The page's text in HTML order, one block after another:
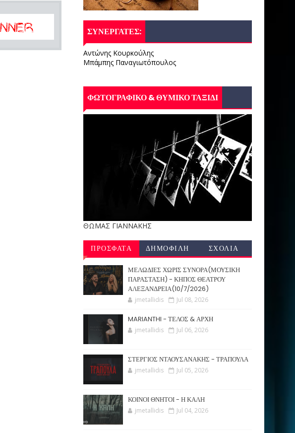
ΣΥΝΕΡΓΑΤΕΣ:
Αντώνης Κουρκούλης
Μπάμπης Παναγιωτόπουλος
ΦΩΤΟΓΡΑΦΙΚΟ & ΘΥΜΙΚΟ ΤΑΞΙΔΙ
ΘΩΜΑΣ ΓΙΑΝΝΑΚΗΣ
ΠΡΟΣΦΑΤΑ ΔΗΜΟΦΙΛΗ ΣΧΟΛΙΑ
ΜΕΛΩΔΙΕΣ ΧΩΡΙΣ ΣΥΝΟΡΑ(ΜΟΥΣΙΚΗ
ΠΑΡΑΣΤΑΣΗ) - ΚΗΠΟΣ ΘΕΑΤΡΟΥ
ΑΛΕΞΑΝΔΡΕΙΑ(10/7/2026)
jmetallidis Jul 08, 2026
MARIANTHI - ΤΕΛΟΣ & ΑΡΧΗ
jmetallidis Jul 06, 2026
ΣΤΕΡΓΙΟΣ ΝΤΑΟΥΣΑΝΑΚΗΣ - ΤΡΑΠΟΥΛΑ
jmetallidis Jul 05, 2026
ΚΟΙΝΟΙ ΘΝΗΤΟΙ - Η ΚΑΛΗ
jmetallidis Jul 04, 2026